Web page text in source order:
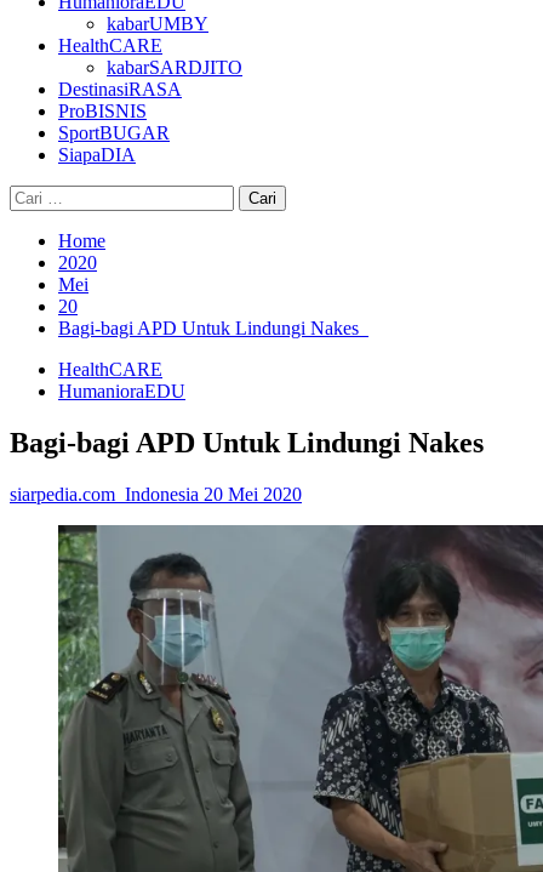
kabarUMBY
HealthCARE
kabarSARDJITO
DestinasiRASA
ProBISNIS
SportBUGAR
SiapaDIA
Cari
untuk:
Home
2020
Mei
20
Bagi-bagi APD Untuk Lindungi Nakes
HealthCARE
HumanioraEDU
Bagi-bagi APD Untuk Lindungi Nakes
siarpedia.com_Indonesia 20 Mei 2020